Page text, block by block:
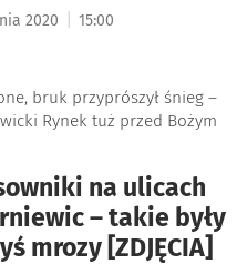
2020 15:00
bruk przyprószył śnieg –
Rynek tuż przed Bożym
na ulicach
– takie były
mrozy [ZDJĘCIA]